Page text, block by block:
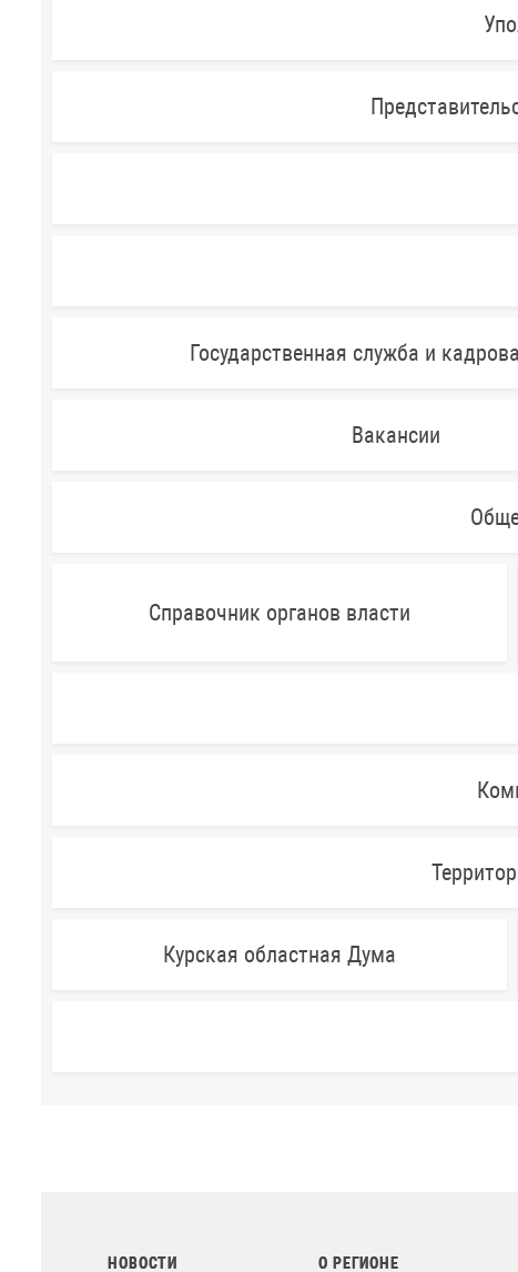
Государственная служба и
Вакансии
Справочник органов власти
Курская областная Дума
НОВОСТИ О РЕГИОНЕ